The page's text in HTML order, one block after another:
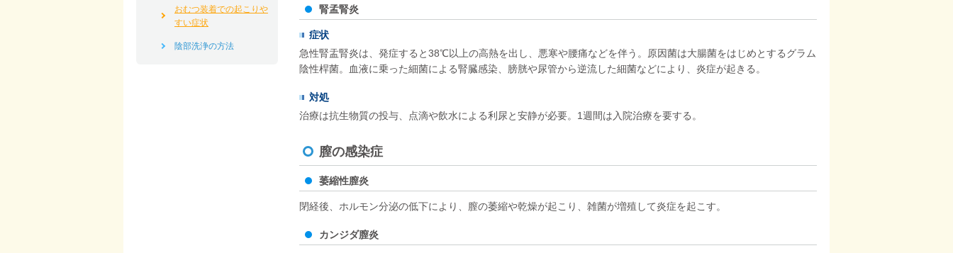
おむつ装着での起こりや
すい症状
陰部洗浄の方法
腎孟腎炎
症状
急性腎盂腎炎は、発症すると38℃以上の高熱を出し、悪寒や腰痛などを伴う。原因菌は大腸菌をはじめとするグラム
陰性桿菌。血液に乗った細菌による腎臓感染、膀胱や尿管から逆流した細菌などにより、炎症が起きる。
対処
治療は抗生物質の投与、点滴や飲水による利尿と安静が必要。1週間は入院治療を要する。
膣の感染症
萎縮性膣炎
閉経後、ホルモン分泌の低下により、膣の萎縮や乾燥が起こり、雑菌が増殖して炎症を起こす。
カンジダ膣炎